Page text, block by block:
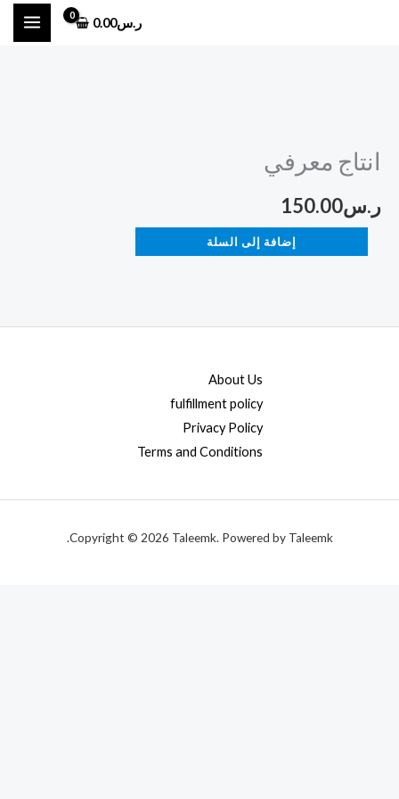
ر.س0.00
انتاج معرفي
ر.س150.00
معرفي
إضافة إلى السلة
About Us
fulfillment policy
Privacy Policy
Terms and Conditions
Copyright © 2026 Taleemk. Powered by Taleemk.